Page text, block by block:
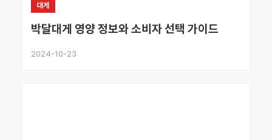
대게
박달대게 영양 정보와 소비자 선택 가이드
2024-10-23